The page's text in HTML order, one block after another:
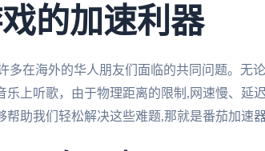
的加速利器
多在海外的华人朋友们面临的共同问题。无
乐上听歌，由于物理距离的限制,网速慢、延
助我们轻松解决这些难题,那就是番茄加速器